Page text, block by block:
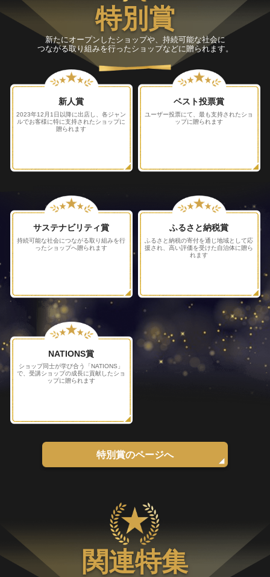
特別賞
新たにオープンしたショップや、持続可能な社会に
つながる取り組みを行ったショップなどに贈られます。
新人賞
2023年12月1日以降に出店し、 各ジャン
ルでお客様に特に支持されたショップに
贈られます
ベスト投票賞
ユーザー投票にて、最も支持されたショ
ップに贈られます
サステナビリティ賞
持続可能な社会につながる取り組みを行
ったショップへ贈られます
ふるさと納税賞
ふるさと納税の寄付を通じ地域として応
援され、高い評価を受けた自治体に贈ら
れます
NATIONS賞
ショップ同士が学び合う「NATIONS」
で、受講ショップの成長に貢献したショ
ップに贈られます
特別賞のページへ
関連特集